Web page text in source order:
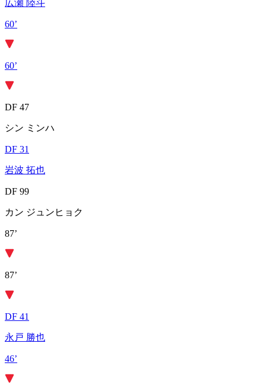
広瀬 陸斗
60’
60’
DF 47
シン ミンハ
DF 31
岩波 拓也
DF 99
カン ジュンヒョク
87’
87’
DF 41
永戸 勝也
46’